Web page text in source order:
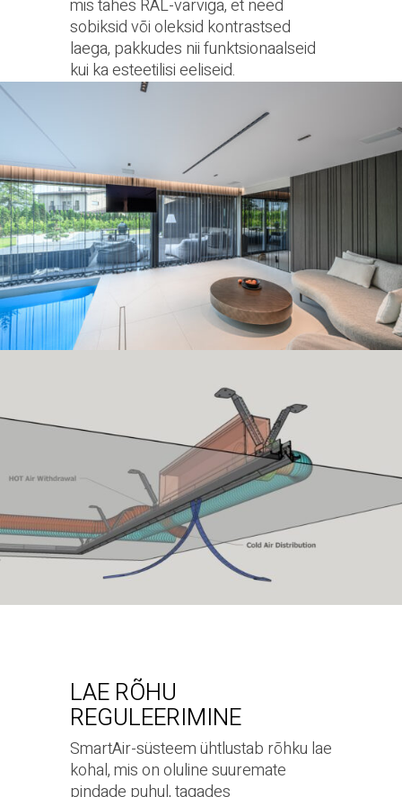
mis tahes RAL-värviga, et need
sobiksid või oleksid kontrastsed
laega, pakkudes nii funktsionaalseid
kui ka esteetilisi eeliseid.
LAE RÕHU
REGULEERIMINE
SmartAir-süsteem ühtlustab rõhku lae
kohal, mis on oluline suuremate